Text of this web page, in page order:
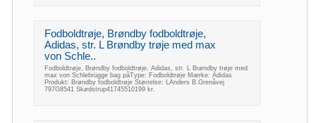
Fodboldtrøje, Brøndby fodboldtrøje,
Adidas, str. L Brøndby trøje med max
von Schle..
Fodboldtrøje, Brøndby fodboldtrøje, Adidas, str. L Brøndby trøje med
max von Schlebrügge bag påType: Fodboldtrøje Mærke: Adidas
Produkt: Brøndby fodboldtrøje Størrelse: LAnders B.Grenåvej
797G8541 Skødstrup41745510199 kr.